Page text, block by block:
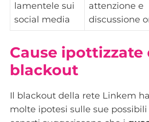
lamentele sui
social media
attenzione e
discussione
Cause ipottizzate
blackout
Il blackout della rete Linkem
molte ipotesi sulle sue possibili